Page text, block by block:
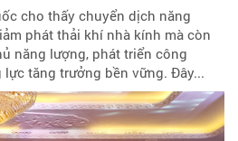
cho thấy chuyển dịch năng
phát thải khí nhà kính mà còn
năng lượng, phát triển công
tăng trưởng bền vững. Đây...